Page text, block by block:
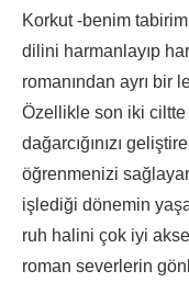
Korkut -benim
dilini harmanlayıp
romanından ayrı bir
Özellikle son iki ciltte
dağarcığınızı
öğrenmenizi
işlediği dönemin
ruh halini çok iyi
roman severlerin